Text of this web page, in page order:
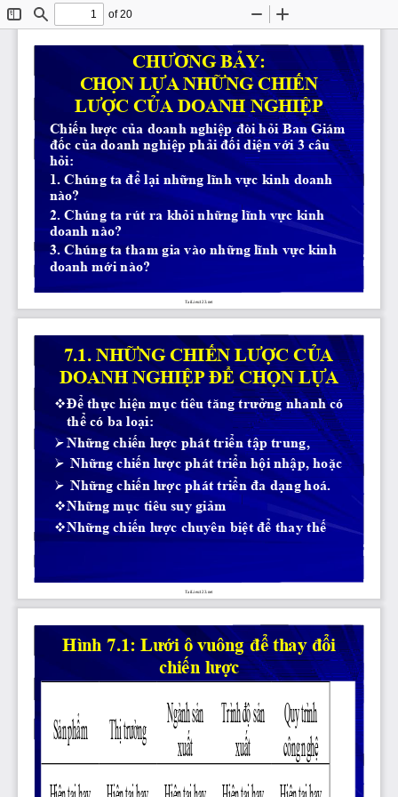
ToggleFind
of 20
Zoom
CHƯƠNG BẢY:
CHỌN LỰA NHỮNG CHIẾN
LƯỢC CỦA DOANH NGHIỆP
Chiến lược của doanh nghiệp đòi hỏi Ban Giám
đốc của doanh nghiệp phải đối diện với 3 câu
hỏi:
1. Chúng ta để lại những lĩnh vực kinh doanh
nào?
2. Chúng ta rút ra khỏi những lĩnh vực kinh
doanh nào?
3. Chúng ta tham gia vào những lĩnh vực kinh
doanh mới nào?
TaiLieu123.net
7.1. NHỮNG CHIẾN LƯỢC CỦA
DOANH NGHIỆP ĐỂ CHỌN LỰA
 Để thực hiện mục tiêu tăng trưởng nhanh có
thể có ba loại:
 Những chiến lược phát triển tập trung,
 Những chiến lược phát triển hội nhập, hoặc
 Những chiến lược phát triển đa dạng hoá.
 Những mục tiêu suy giảm
 Những chiến lược chuyên biệt để thay thế
TaiLieu123.net
Hình 7.1: Lưới ô vuông để thay đổi
chiến lược
Sản phẩm Thị trường
Ngành sản
xuất
Trình độ sản
xuất
Quy trình
công nghệ